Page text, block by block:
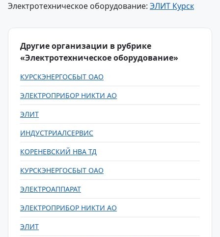
Электротехническое оборудование: ЭЛИТ Курск
Другие организации в рубрике
«Электротехническое оборудование»
КУРСКЭНЕРГОСБЫТ ОАО
ЭЛЕКТРОПРИБОР НИКТИ АО
ЭЛИТ
ИНДУСТРИАЛСЕРВИС
КОРЕНЕВСКИЙ НВА ТД
КУРСКЭНЕРГОСБЫТ ОАО
ЭЛЕКТРОАППАРАТ
ЭЛЕКТРОПРИБОР НИКТИ АО
ЭЛИТ